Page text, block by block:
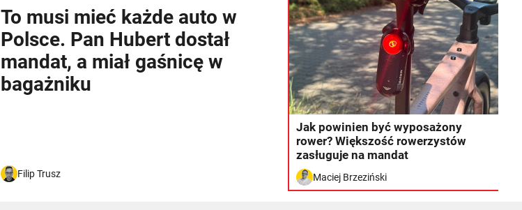
To musi mieć każde auto w
Polsce. Pan Hubert dostał
mandat, a miał gaśnicę w
bagażniku
Filip Trusz
Jak powinien być wyposażony
rower? Większość rowerzystów
zasługuje na mandat
Maciej Brzeziński